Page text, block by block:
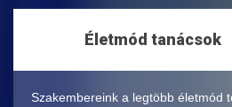
Életmód tanácsok
Szakembereink a legtöbb életmód